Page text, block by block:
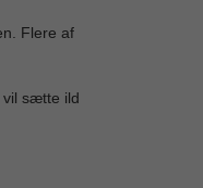
Flere af
vil sætte ild